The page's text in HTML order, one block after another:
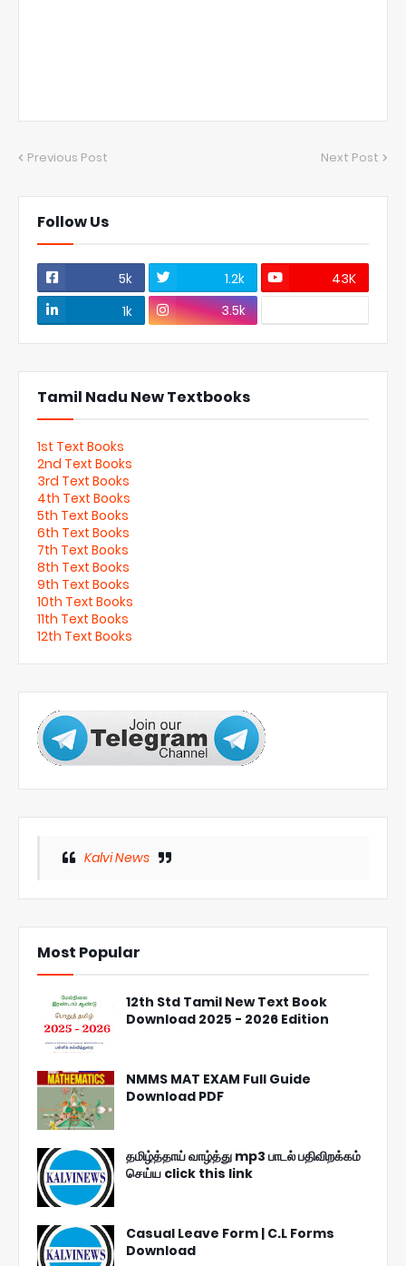
Previous Post Next Post
Follow Us
5k 1.2k
43K
1k
3.5k
Tamil Nadu New Textbooks
1st Text Books
2nd Text Books
3rd Text Books
4th Text Books
5th Text Books
6th Text Books
7th Text Books
8th Text Books
9th Text Books
10th Text Books
11th Text Books
12th Text Books
Kalvi News
Most Popular
12th Std Tamil New Text Book
Download 2025 - 2026 Edition
NMMS MAT EXAM Full Guide
Download PDF
தமிழ்த்தாய் வாழ்த்து mp3 பாடல் பதிவிறக்கம்
செய்ய click this link
Casual Leave Form | C.L Forms
Download